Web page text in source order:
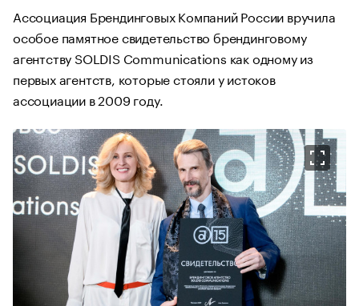
Ассоциация Брендинговых Компаний России вручила
особое памятное свидетельство брендинговому
агентству SOLDIS Communications как одному из
первых агентств, которые стояли у истоков
ассоциации в 2009 году.